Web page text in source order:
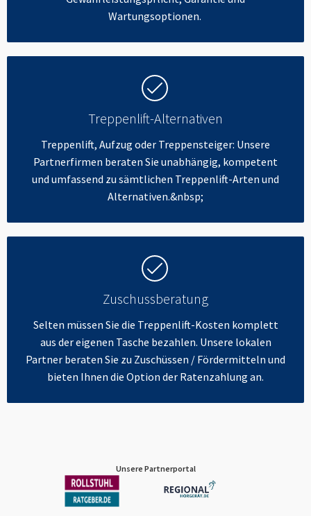
Wartungsoptionen.
Treppenlift-Alternativen
Treppenlift, Aufzug oder Treppensteiger: Unsere
Partnerfirmen beraten Sie unabhängig, kompetent
und umfassend zu sämtlichen Treppenlift-Arten und
Alternativen.&nbsp;
Zuschussberatung
Selten müssen Sie die Treppenlift-Kosten komplett
aus der eigenen Tasche bezahlen. Unsere lokalen
Partner beraten Sie zu Zuschüssen / Fördermitteln und
bieten Ihnen die Option der Ratenzahlung an.
Unsere Partnerportal